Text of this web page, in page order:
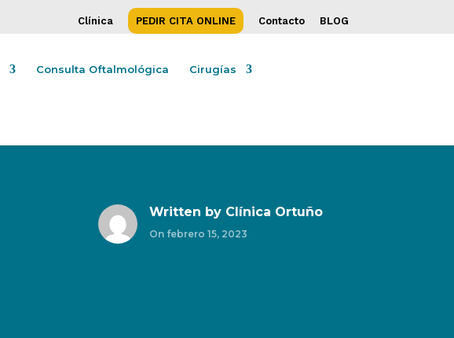
Clínica PEDIR CITA ONLINE Contacto BLOG
Consulta Oftalmológica Cirugías
Written by Clínica Ortuño
On febrero 15, 2023